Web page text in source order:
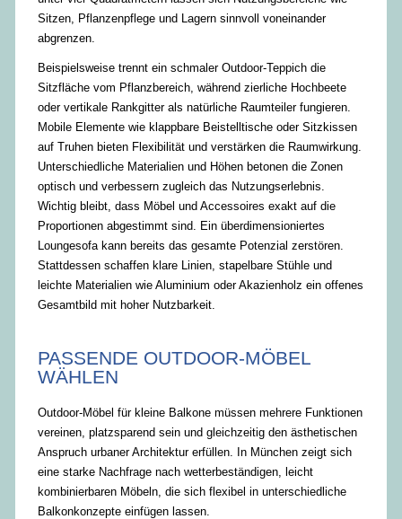
Sitzen, Pflanzenpflege und Lagern sinnvoll voneinander
abgrenzen.
Beispielsweise trennt ein schmaler Outdoor-Teppich die
Sitzfläche vom Pflanzbereich, während zierliche Hochbeete
oder vertikale Rankgitter als natürliche Raumteiler fungieren.
Mobile Elemente wie klappbare Beistelltische oder Sitzkissen
auf Truhen bieten Flexibilität und verstärken die Raumwirkung.
Unterschiedliche Materialien und Höhen betonen die Zonen
optisch und verbessern zugleich das Nutzungserlebnis.
Wichtig bleibt, dass Möbel und Accessoires exakt auf die
Proportionen abgestimmt sind. Ein überdimensioniertes
Loungesofa kann bereits das gesamte Potenzial zerstören.
Stattdessen schaffen klare Linien, stapelbare Stühle und
leichte Materialien wie Aluminium oder Akazienholz ein offenes
Gesamtbild mit hoher Nutzbarkeit.
PASSENDE OUTDOOR-MÖBEL
WÄHLEN
Outdoor-Möbel für kleine Balkone müssen mehrere Funktionen
vereinen, platzsparend sein und gleichzeitig den ästhetischen
Anspruch urbaner Architektur erfüllen. In München zeigt sich
eine starke Nachfrage nach wetterbeständigen, leicht
kombinierbaren Möbeln, die sich flexibel in unterschiedliche
Balkonkonzepte einfügen lassen.